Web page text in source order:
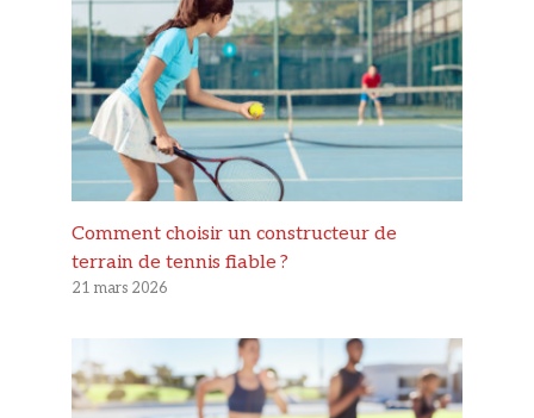
Comment choisir un constructeur de
terrain de tennis fiable ?
21 mars 2026